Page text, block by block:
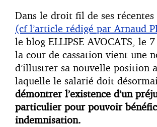
Dans le droit fil de ses récentes
(cf l’article rédigé par Arnaud
le blog ELLIPSE AVOCATS, le
la cour de cassation vient une
d’illustrer sa nouvelle position
laquelle le salarié doit
démontrer l’existence d’un
particulier pour pouvoir
indemnisation.